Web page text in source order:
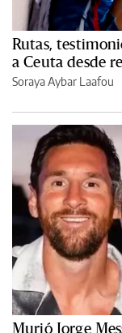
Rutas,
a Ceuta desde
Soraya Aybar Laafou
Murió Jorge